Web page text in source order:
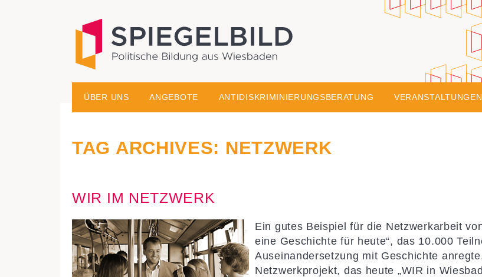
Spiegelbild – Politische Bildung aus Wiesbaden
ÜBER UNS ANGEBOTE ANTIDISKRIMINIERUNGSBERATUNG VERANSTALTUNGEN
TAG ARCHIVES: NETZWERK
WIR IM NETZWERK
Ein gutes Beispiel für die Netzwerkarbeit
eine Geschichte für heute“, das 10.000
Auseinandersetzung mit Geschichte
Netzwerkprojekt, das heute „WIR in